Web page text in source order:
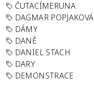
ČUTACÍMERUNA
DAGMAR POPJAKOVÁ
DÁMY
DANĚ
DANIEL STACH
DARY
DEMONSTRACE